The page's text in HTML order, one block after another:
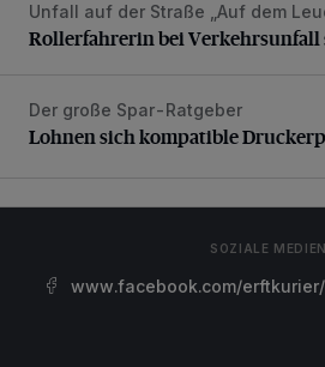
Rollerfahrerin bei Verkehrsunfall
Unfall auf der Straße „Auf dem
Rollerfahrerin bei
Lohnen sich kompatible
Der große Spar-Ratgeber
Lohnen sich kompatible
SOZIALE MEDIEN
www.facebook.com/erftkurier/